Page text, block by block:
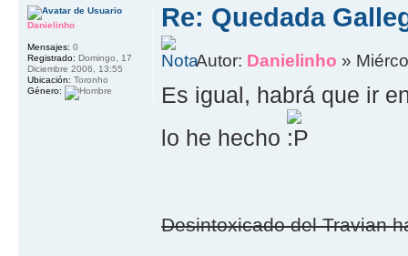
Re: Quedada
Autor: Danielinho »
Es igual, habrá que ir
lo he hecho
Desintoxicado del Travian
Danielinho
Mensajes: 0
Registrado: Domingo, 17
Diciembre 2006, 13:55
Ubicación: Toronho
Género: